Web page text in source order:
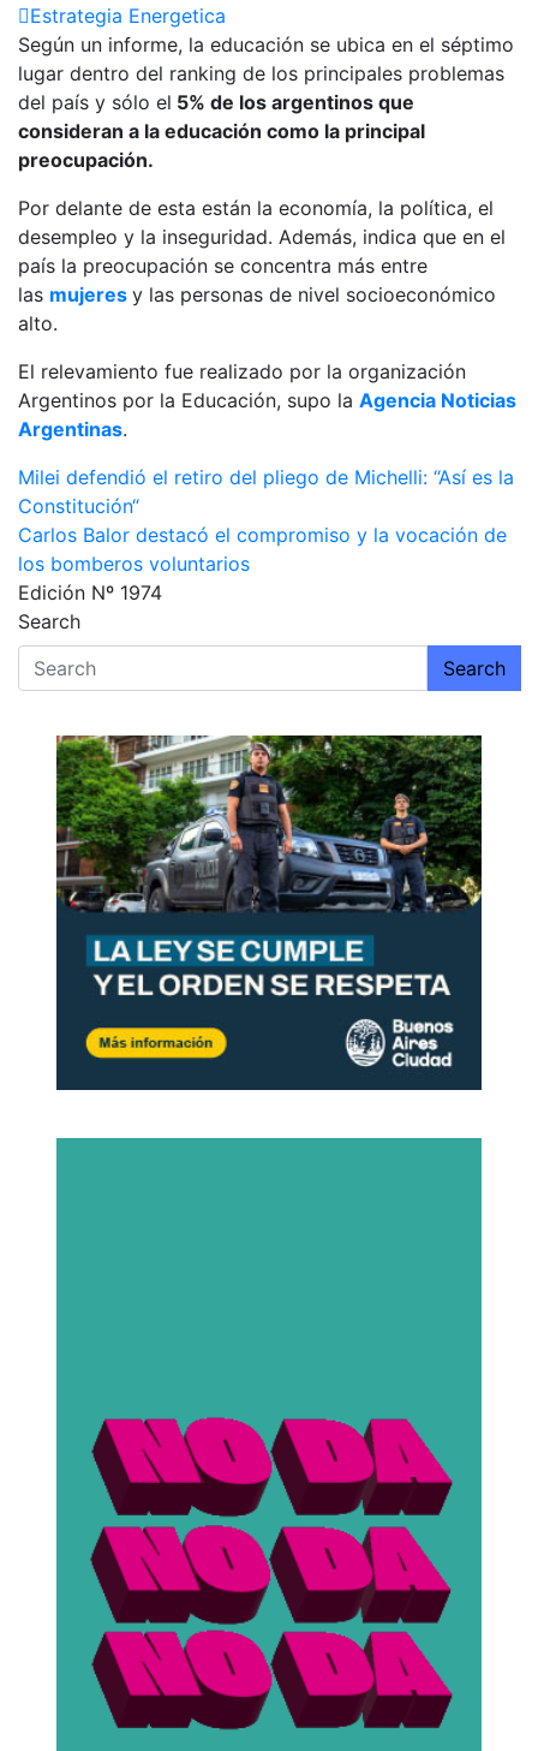
Estrategia Energetica
Según un informe, la educación se ubica en el séptimo
lugar dentro del ranking de los principales problemas
del país y sólo el 5% de los argentinos que
consideran a la educación como la principal
preocupación.
Por delante de esta están la economía, la política, el
desempleo y la inseguridad. Además, indica que en el
país la preocupación se concentra más entre
las mujeres y las personas de nivel socioeconómico
alto.
El relevamiento fue realizado por la organización
Argentinos por la Educación, supo la Agencia Noticias
Argentinas.
Navegación
de
entradas
Milei defendió el retiro del pliego de Michelli: “Así es la
Constitución“
Carlos Balor destacó el compromiso y la vocación de
los bomberos voluntarios
Edición Nº 1974
Search
Search